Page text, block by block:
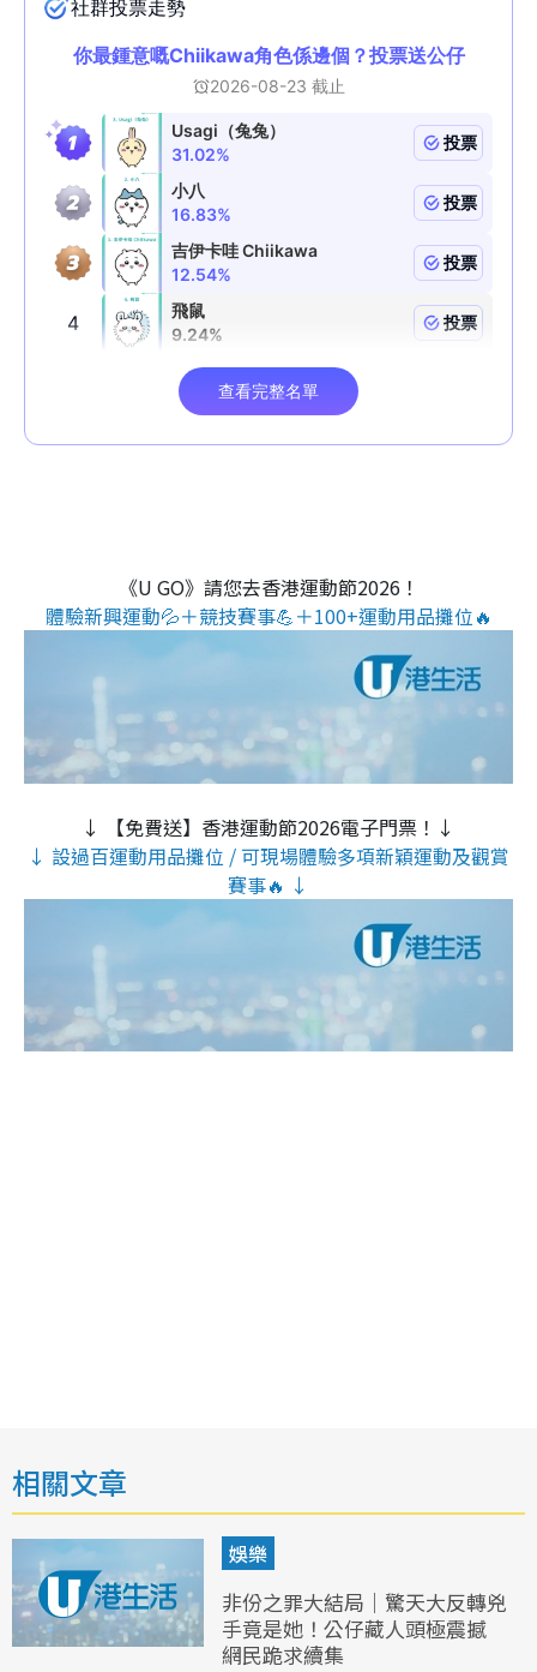
《U GO》請您去香港運動節2026！
體驗新興運動💦＋競技賽事💪＋100+運動用品攤位🔥
↓ 【免費送】香港運動節2026電子門票！↓
↓ 設過百運動用品攤位 / 可現場體驗多項新穎運動及觀賞
賽事🔥 ↓
相關文章
娛樂
非份之罪大結局｜驚天大反轉兇
手竟是她！公仔藏人頭極震撼
網民跪求續集